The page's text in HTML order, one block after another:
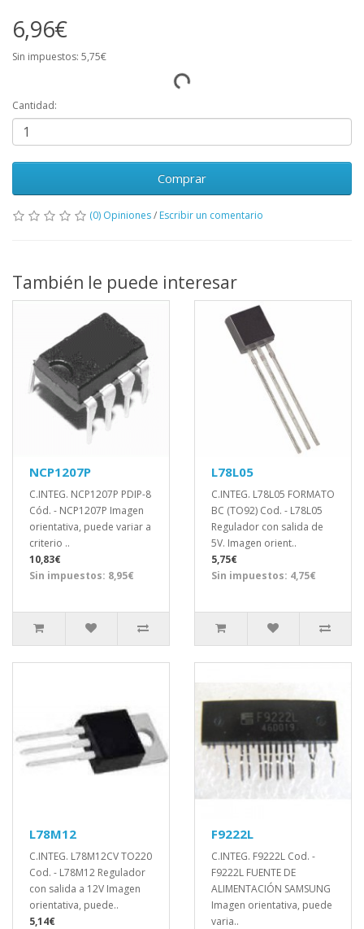
6,96€
Sin impuestos: 5,75€
Cantidad:
Comprar
(0) Opiniones/ Escribir un comentario
También le puede interesar
NCP1207P
C.INTEG. NCP1207P PDIP-8
Cód. - NCP1207P Imagen
orientativa, puede variar a
criterio ..
10,83€
Sin impuestos: 8,95€
L78L05
C.INTEG. L78L05 FORMATO
BC (TO92) Cod. - L78L05
Regulador con salida de
5V. Imagen orient..
5,75€
Sin impuestos: 4,75€
L78M12
C.INTEG. L78M12CV TO220
Cod. - L78M12 Regulador
con salida a 12V Imagen
orientativa, puede..
5,14€
F9222L
C.INTEG. F9222L Cod. -
F9222L FUENTE DE
ALIMENTACIÓN SAMSUNG
Imagen orientativa, puede
varia..